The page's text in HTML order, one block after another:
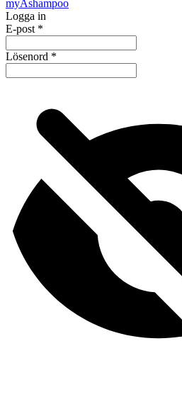
myAshampoo
Logga in
E-post *
Lösenord *